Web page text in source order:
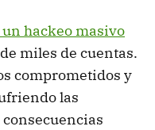
hackeo masivo
miles de cuentas.
comprometidos y
las